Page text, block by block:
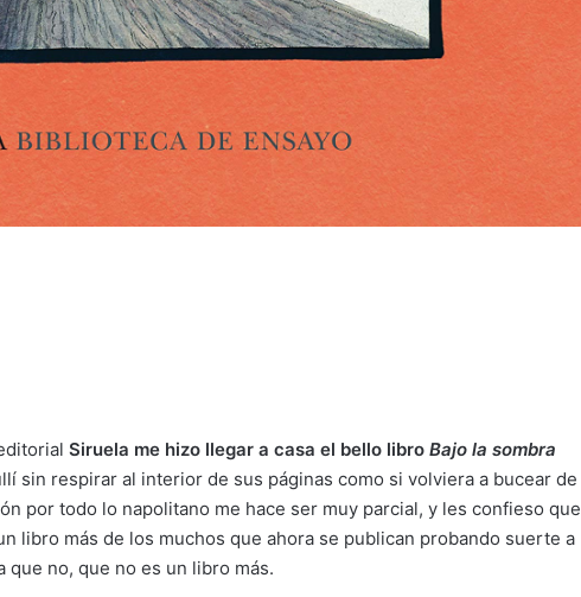
Siruela me hizo llegar a casa el bello libro Bajo la sombra
sin respirar al interior de sus páginas como si volviera a bucear de
por todo lo napolitano me hace ser muy parcial, y les confieso que
libro más de los muchos que ahora se publican probando suerte a
que no, que no es un libro más.